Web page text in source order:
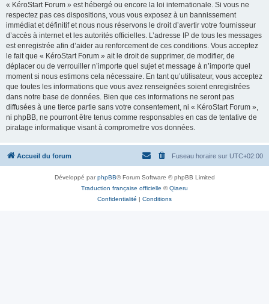
« KéroStart Forum » est hébergé ou encore la loi internationale. Si vous ne
respectez pas ces dispositions, vous vous exposez à un bannissement
immédiat et définitif et nous nous réservons le droit d’avertir votre fournisseur
d’accès à internet et les autorités officielles. L’adresse IP de tous les messages
est enregistrée afin d’aider au renforcement de ces conditions. Vous acceptez
le fait que « KéroStart Forum » ait le droit de supprimer, de modifier, de
déplacer ou de verrouiller n’importe quel sujet et message à n’importe quel
moment si nous estimons cela nécessaire. En tant qu’utilisateur, vous acceptez
que toutes les informations que vous avez renseignées soient enregistrées
dans notre base de données. Bien que ces informations ne seront pas
diffusées à une tierce partie sans votre consentement, ni « KéroStart Forum »,
ni phpBB, ne pourront être tenus comme responsables en cas de tentative de
piratage informatique visant à compromettre vos données.
Accueil du forum Fuseau horaire sur UTC+02:00
Développé parphpBB® Forum Software © phpBB Limited
Traduction française officielle ©Qiaeru
Confidentialité | Conditions